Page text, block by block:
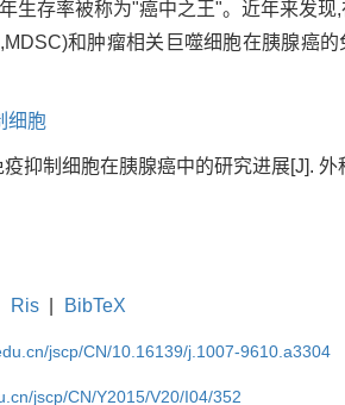
生存率被称为"癌中之王"。近年来发
和肿瘤相关巨噬细胞在胰腺癌
细胞
抑制细胞在胰腺癌中的研究进展[J].
Ris BibTeX
jscp/CN/10.16139/j.1007-9610.a3304
jscp/CN/Y2015/V20/I04/352